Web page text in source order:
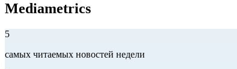
Mediametrics
5
самых читаемых новостей недели